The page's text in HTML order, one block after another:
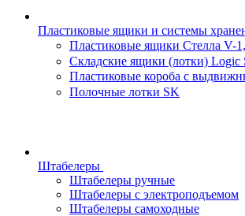
Пластиковые ящики и системы
Пластиковые ящики Стелла V-
Складские ящики (лотки) Logiс
Пластиковые короба с
Полочные лотки SK
Штабелеры
Штабелеры ручные
Штабелеры с электроподъемом
Штабелеры самоходные